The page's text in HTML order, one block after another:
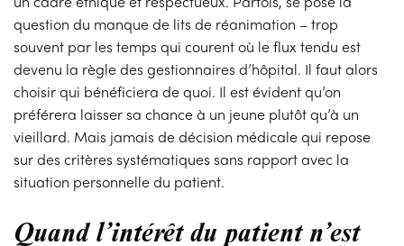
question du manque de lits de réanimation – trop
souvent par les temps qui courent où le flux tendu est
devenu la règle des gestionnaires d’hôpital. Il faut alors
choisir qui bénéficiera de quoi. Il est évident qu’on
préférera laisser sa chance à un jeune plutôt qu’à un
vieillard. Mais jamais de décision médicale qui repose
sur des critères systématiques sans rapport avec la
situation personnelle du patient.
Quand l’intérêt du patient n’est